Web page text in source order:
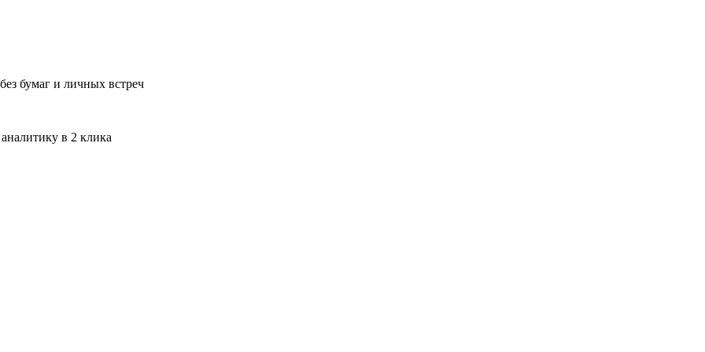
бумаг и личных встреч
в 2 клика